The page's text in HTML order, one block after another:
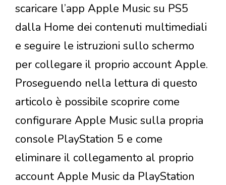
scaricare l’app Apple Music su PS5
dalla Home dei contenuti multimediali
e seguire le istruzioni sullo schermo
per collegare il proprio account Apple.
Proseguendo nella lettura di questo
articolo è possibile scoprire come
configurare Apple Music sulla propria
console PlayStation 5 e come
eliminare il collegamento al proprio
account Apple Music da PlayStation